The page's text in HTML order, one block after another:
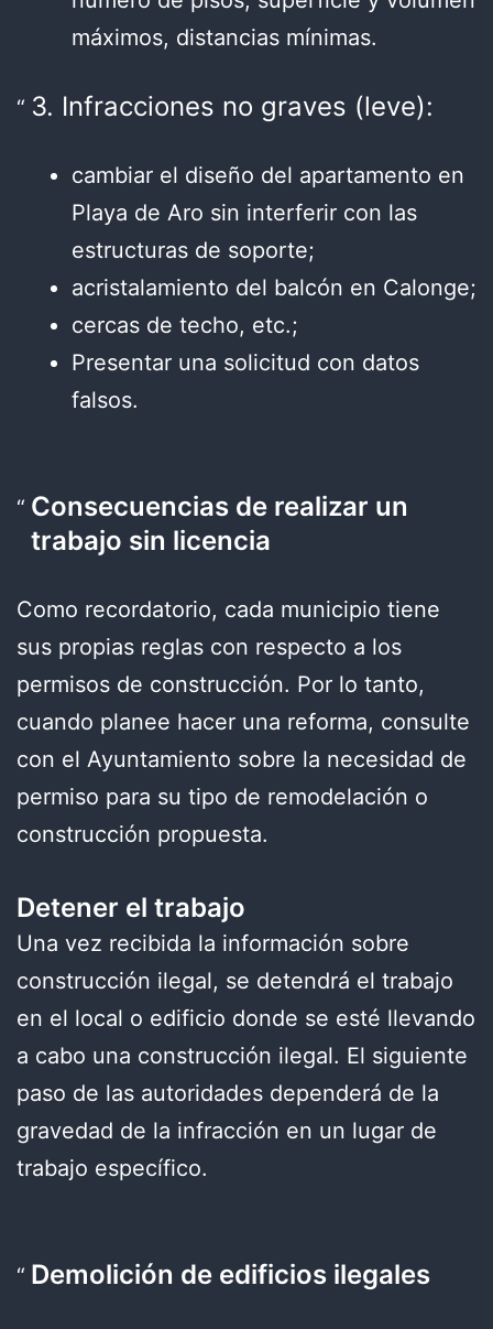
máximos, distancias mínimas.
3. Infracciones no graves (leve):
cambiar el diseño del apartamento en
Playa de Aro sin interferir con las
estructuras de soporte;
acristalamiento del balcón en Calonge;
cercas de techo, etc.;
Presentar una solicitud con datos
falsos.
Consecuencias de realizar un
trabajo sin licencia
Como recordatorio, cada municipio tiene
sus propias reglas con respecto a los
permisos de construcción. Por lo tanto,
cuando planee hacer una reforma, consulte
con el Ayuntamiento sobre la necesidad de
permiso para su tipo de remodelación o
construcción propuesta.
Detener el trabajo
Una vez recibida la información sobre
construcción ilegal, se detendrá el trabajo
en el local o edificio donde se esté llevando
a cabo una construcción ilegal. El siguiente
paso de las autoridades dependerá de la
gravedad de la infracción en un lugar de
trabajo específico.
Demolición de edificios ilegales